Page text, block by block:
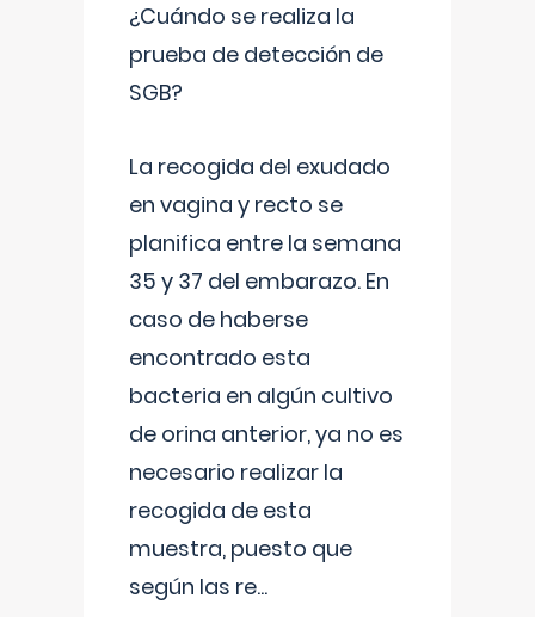
¿Cuándo se realiza la
prueba de detección de
SGB?
La recogida del exudado
en vagina y recto se
planifica entre la semana
35 y 37 del embarazo. En
caso de haberse
encontrado esta
bacteria en algún cultivo
de orina anterior, ya no es
necesario realizar la
recogida de esta
muestra, puesto que
según las re...